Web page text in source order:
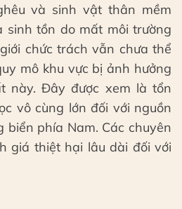
và sinh vật thân mềm
sinh tồn do mất môi trường
chức trách vẫn chưa thể
mô khu vực bị ảnh hưởng
này. Đây được xem là tổn
vô cùng lớn đối với nguồn
biển phía Nam. Các chuyên
giá thiệt hại lâu dài đối với